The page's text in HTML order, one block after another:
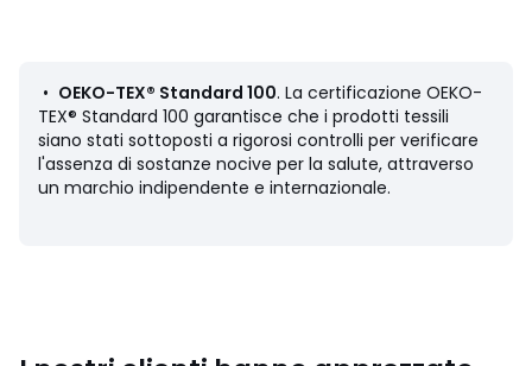
Dimensioni
• 63 x 63 cm: quadrata
• 50 x 70 cm: rettangolare
Bangladesh
• OEKO-TEX® Standard 100. La certificazione OEKO-
TEX® Standard 100 garantisce che i prodotti tessili
siano stati sottoposti a rigorosi controlli per verificare
l'assenza di sostanze nocive per la salute, attraverso
un marchio indipendente e internazionale.